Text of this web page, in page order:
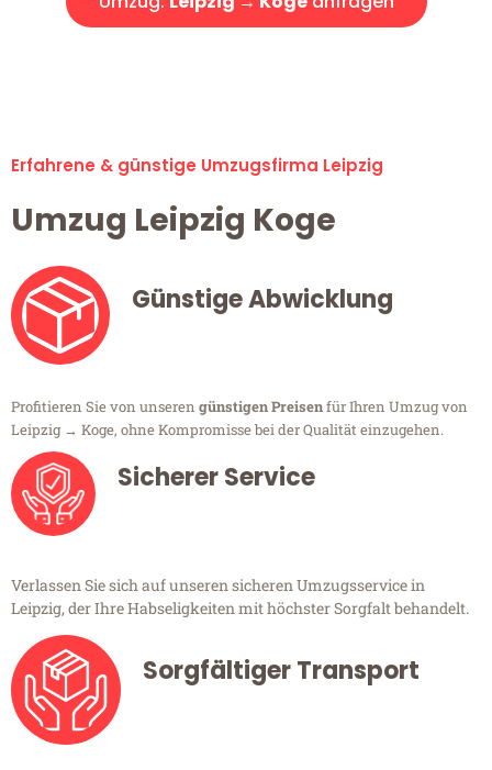
Erfahrene & günstige Umzugsfirma Leipzig
Umzug Leipzig Koge
Günstige Abwicklung
Profitieren Sie von unseren günstigen Preisenfür Ihren Umzug von
Leipzig → Koge, ohne Kompromisse bei der Qualität einzugehen.
Sicherer Service
Verlassen Sie sich auf unseren sicheren Umzugsservice in
Leipzig, der Ihre Habseligkeiten mit höchster Sorgfalt behandelt.
Sorgfältiger Transport